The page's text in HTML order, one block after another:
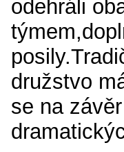
odehráli
družstvo
se na